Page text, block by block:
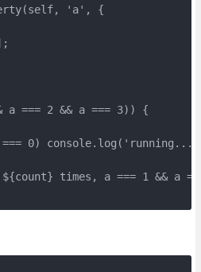
'a', {
a === 2 && a === 3)) {
0)
times, a === 1 && a